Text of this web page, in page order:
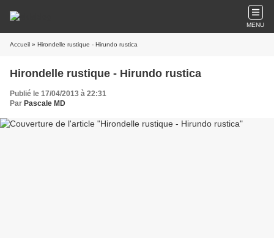
MENU
Accueil » Hirondelle rustique - Hirundo rustica
Hirondelle rustique - Hirundo rustica
Publié le 17/04/2013 à 22:31
Par Pascale MD